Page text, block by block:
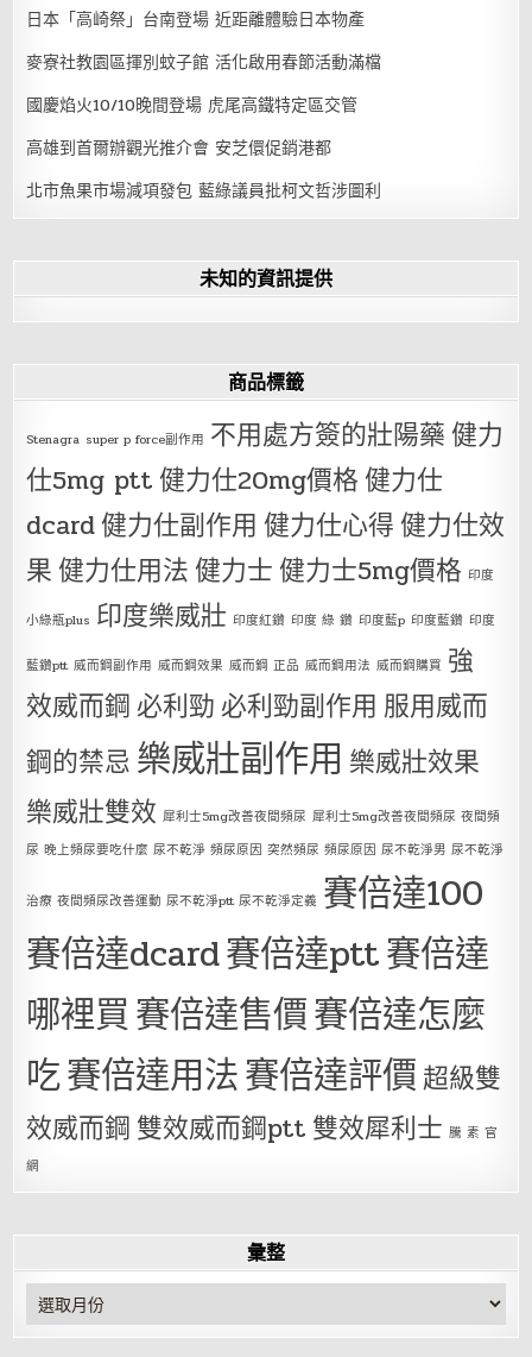
日本「高崎祭」台南登場 近距離體驗日本物產
麥寮社教園區揮別蚊子館 活化啟用春節活動滿檔
國慶焰火10/10晚間登場 虎尾高鐵特定區交管
高雄到首爾辦觀光推介會 安芝儇促銷港都
北市魚果市場減項發包 藍綠議員批柯文哲涉圖利
未知的資訊提供
商品標籤
Stenagra super p force副作用 不用處方簽的壯陽藥健力
仕5mg ptt健力仕20mg價格健力仕
dcard健力仕副作用 健力仕心得健力仕效
果健力仕用法健力士健力士5mg價格 印度
小綠瓶plus 印度樂威壯 印度紅鑽 印度 綠 鑽 印度藍p 印度藍鑽 印度
藍鑽ptt 威而鋼副作用 威而鋼效果 威而鋼 正品 威而鋼用法 威而鋼購買 強
效威而鋼 必利勁 必利勁副作用 服用威而
鋼的禁忌 樂威壯副作用 樂威壯效果
樂威壯雙效 犀利士5mg改善夜間頻尿 犀利士5mg改善夜間頻尿 夜間頻
尿 晚上頻尿要吃什麼 尿不乾淨 頻尿原因 突然頻尿 頻尿原因 尿不乾淨男 尿不乾淨
治療 夜間頻尿改善運動 尿不乾淨ptt 尿不乾淨定義 賽倍達100
賽倍達dcard賽倍達ptt賽倍達
哪裡買賽倍達售價賽倍達怎麼
吃賽倍達用法賽倍達評價超級雙
效威而鋼 雙效威而鋼ptt 雙效犀利士 騰 素 官
網
彙整
彙
整